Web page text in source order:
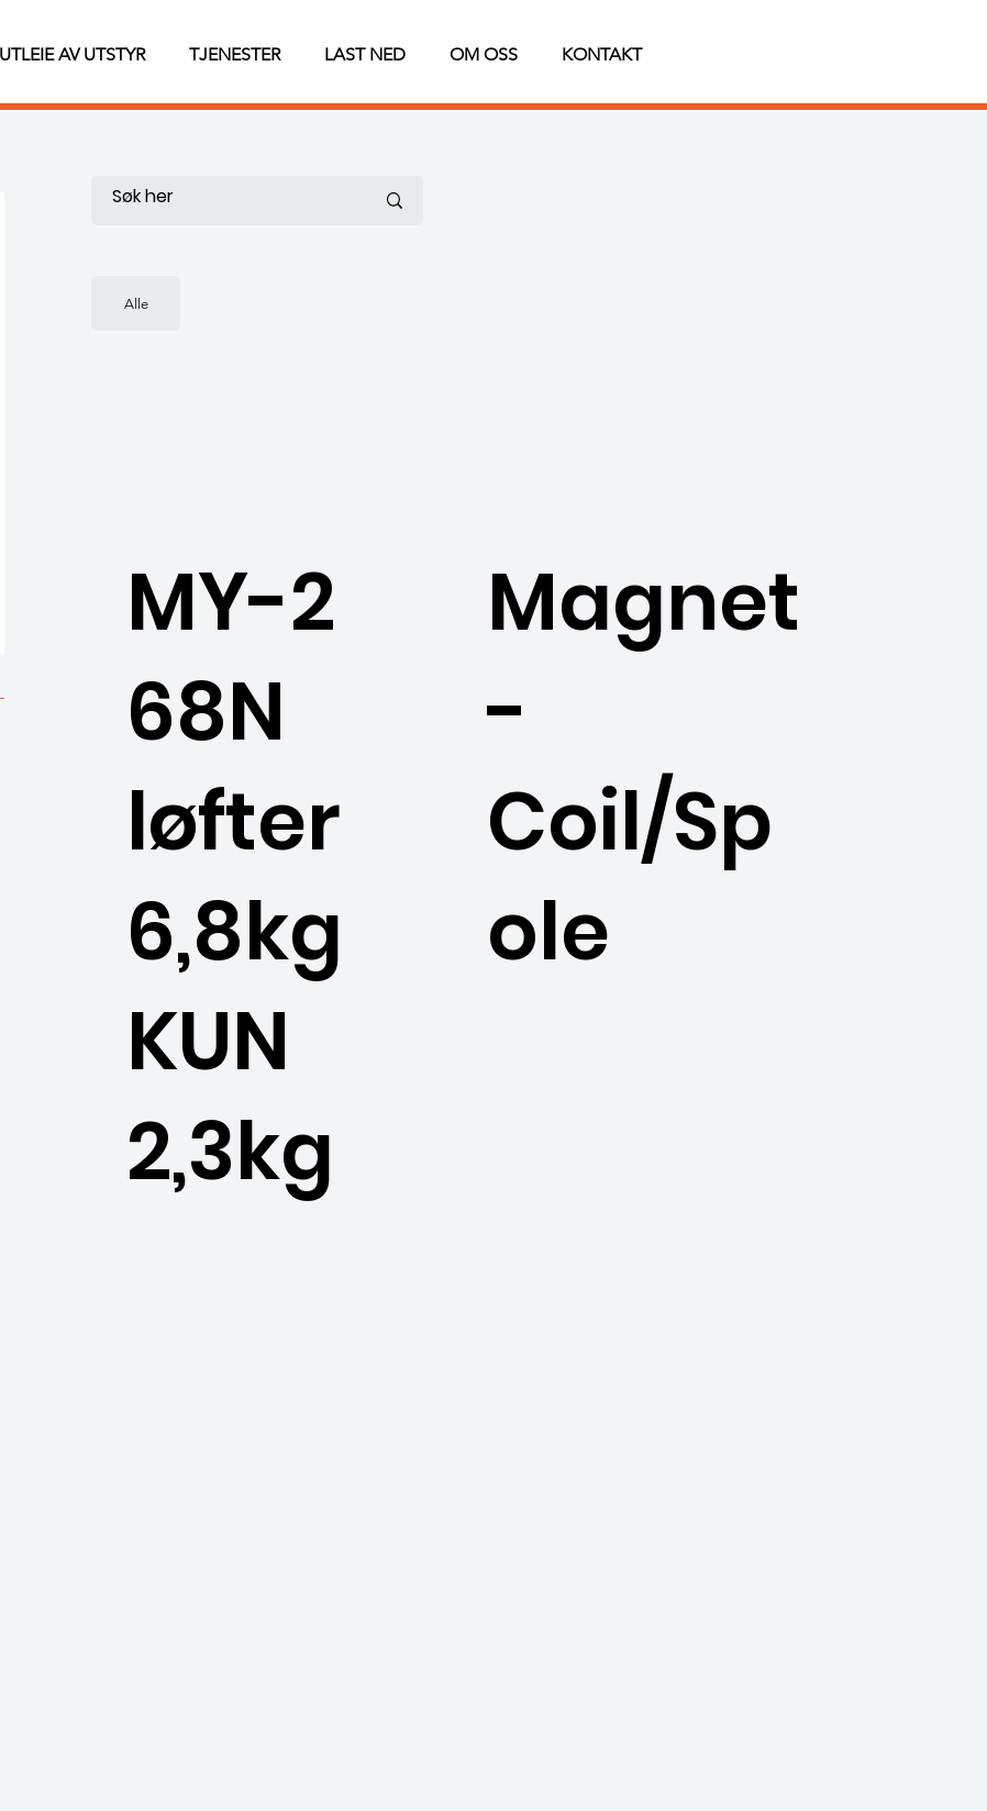
TJENESTER LAST NED OM OSS KONTAKT
UTLEIE AV UTSTYR
Alle
MY-2
68N
løfter
6,8kg
KUN
2,3kg
Magnet
-
Coil/Sp
ole